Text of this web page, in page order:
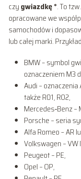
czy gwiazdkę *. To
opracowane we
samochodów i
lub całej marki.
BMW – symbol
oznaczeniem M3
Audi – oznaczenia
także R01, R02,
Mercedes‑Benz –
Porsche – seria
Alfa Romeo – AR
Volkswagen – VW
Peugeot – PE,
Opel – OP,